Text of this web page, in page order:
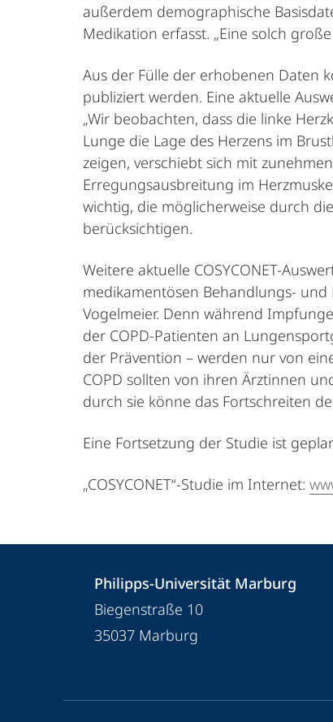
außerdem demographische
Medikation erfasst. „Eine solch
Aus der Fülle der erhobenen Daten
publiziert werden. Eine aktuelle
„Wir beobachten, dass die linke
Lunge die Lage des Herzens im
zeigen, verschiebt sich mit
Erregungsausbreitung im
wichtig, die möglicherweise durch
berücksichtigen.
Weitere aktuelle COSYCONET-
medikamentösen Behandlungs-
Vogelmeier. Denn während
der COPD-Patienten an
der Prävention – werden nur von
COPD sollten von ihren Ärztinnen
durch sie könne das Fortschreiten
Eine Fortsetzung der Studie ist
„COSYCONET“-Studie im Internet:
Informationen
Kontaktinformationen
Philipps-
Universität
Marburg
Philipps-Universität Marburg
Biegenstraße 10
35037 Marburg